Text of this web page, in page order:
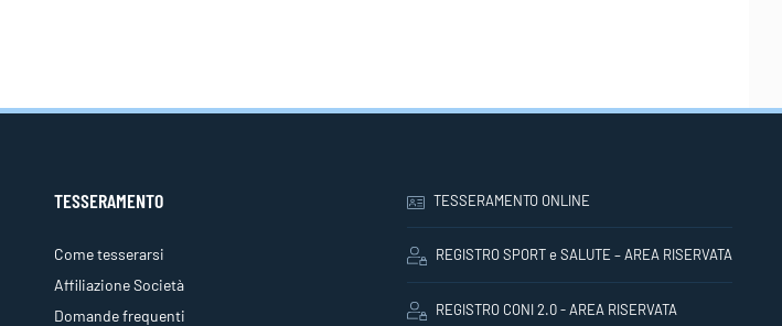
TESSERAMENTO
Come tesserarsi
Affiliazione Società
Domande frequenti
TESSERAMENTO ONLINE
REGISTRO SPORT e SALUTE – AREA RISERVATA
REGISTRO CONI 2.0 - AREA RISERVATA